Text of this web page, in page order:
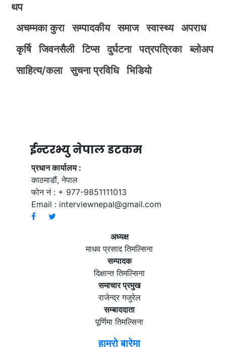
थप
अचम्मका कुरा
सम्पादकीय समाज स्वास्थ्य
अपराध
कृर्षि
जिवनसैली टिप्स दुर्घटना पत्रपत्रिका
ब्लोअप
साहित्य/कला
सुचना प्रविधि भिडियाे
ईन्टरभ्यु नेपाल डटकम
प्रधान कार्यालय :
काठमाडौं, नेपाल
फोन नं : + 977-9851111013
Email : interviewnepal@gmail.com
अध्यक्ष
माधव प्रसाद तिमल्सिना
सम्पादक
दिक्षान्त तिमल्सिना
समाचार प्रमुख
राजेन्द्र गजुरेल
सम्बाददाता
पूर्णिमा तिमल्सिना
हाम्रो बारेमा